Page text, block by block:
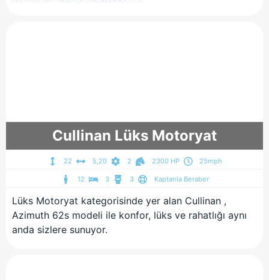
Cullinan Lüks Motoryat
22 5,20 2 2300 HP 25mph
12 3 3 Kaptanla Beraber
Lüks Motoryat kategorisinde yer alan Cullinan ,
Azimuth 62s modeli ile konfor, lüks ve rahatlığı aynı
anda sizlere sunuyor.